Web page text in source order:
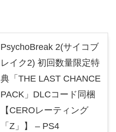
PsychoBreak 2(サイコブ
レイク2) 初回数量限定特
典「THE LAST CHANCE
PACK」DLCコード同梱
【CEROレーティング
「Z」】 – PS4